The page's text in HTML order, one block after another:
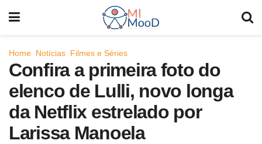
Home Notícias Filmes e Séries
Confira a primeira foto do
elenco de Lulli, novo longa
da Netflix estrelado por
Larissa Manoela